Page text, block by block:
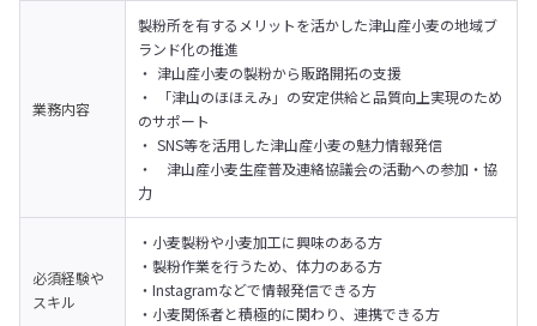
業務内容
製粉所を有するメリットを活かした津山産小麦の地域ブ
ランド化の推進
・ 津山産小麦の製粉から販路開拓の支援
・ 「津山のほほえみ」の安定供給と品質向上実現のため
のサポート
・ SNS等を活用した津山産小麦の魅力情報発信
・　津山産小麦生産普及連絡協議会の活動への参加・協
力
必須経験や
スキル
・小麦製粉や小麦加工に興味のある方
・製粉作業を行うため、体力のある方
・Instagramなどで情報発信できる方
・小麦関係者と積極的に関わり、連携できる方